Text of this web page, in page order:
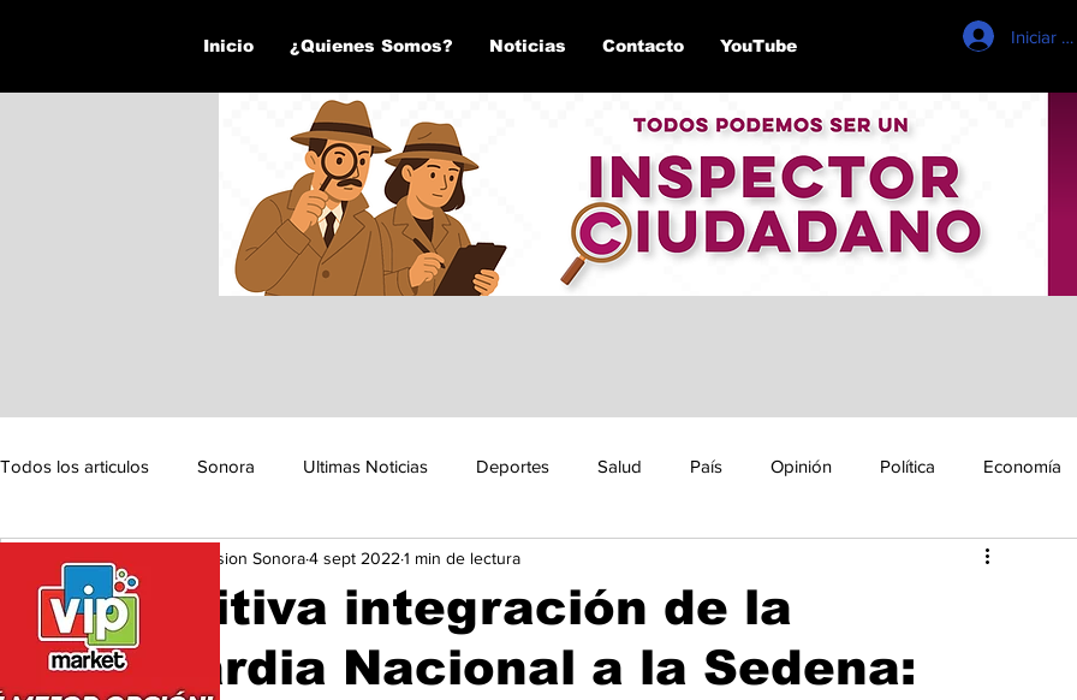
Inicio ¿Quienes Somos? Noticias Contacto YouTube Iniciar
Todos los articulos Sonora Ultimas Noticias Deportes Salud País Opinión Política Economía
Seguridad Educación y Cultura San Luis Río Colorado
Positiva integración de la
Guardia Nacional a la Sedena:
Expresion Sonora4 sept 2022 1 min de lectura